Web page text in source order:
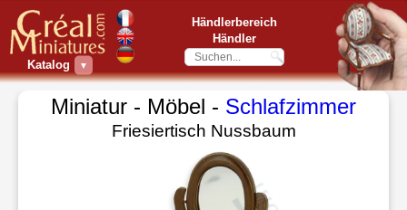
Katalog ▼
Händlerbereich
Händler
Miniatur - Möbel - Schlafzimmer
Friesiertisch Nussbaum